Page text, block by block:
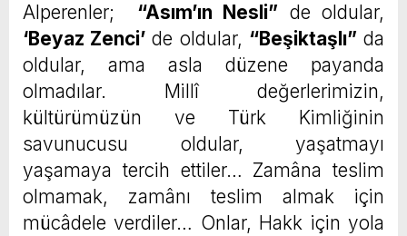
Alperenler; “Asım’ın Nesli” de oldular,
‘Beyaz Zenci’ de oldular, “Beşiktaşlı” da
oldular, ama asla düzene payanda
olmadılar. Millî değerlerimizin,
kültürümüzün ve Türk Kimliğinin
savunucusu oldular, yaşatmayı
yaşamaya tercih ettiler… Zamâna teslim
olmamak, zamânı teslim almak için
mücâdele verdiler… Onlar, Hakk için yola